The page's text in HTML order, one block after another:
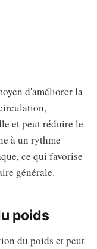
d'améliorer la
et peut réduire le
à un rythme
ce qui favorise
générale.
poids
du poids et peut